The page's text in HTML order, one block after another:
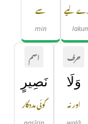
لیے سے
min
حرف
وَلَا
اور نہ
اسم
نَصِيرٍ
کوئی مددگار